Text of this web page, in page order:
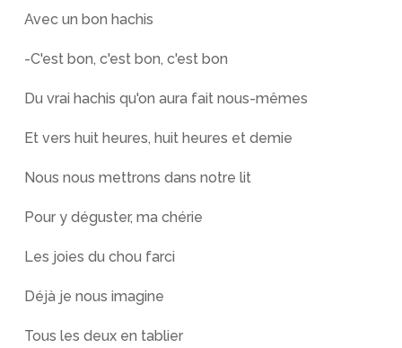
Avec un bon hachis
-C'est bon, c'est bon, c'est bon
Du vrai hachis qu'on aura fait nous-mêmes
Et vers huit heures, huit heures et demie
Nous nous mettrons dans notre lit
Pour y déguster, ma chérie
Les joies du chou farci
Déjà je nous imagine
Tous les deux en tablier